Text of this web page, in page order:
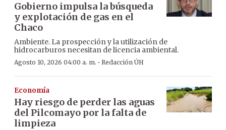
Gobierno impulsa la búsqueda
y explotación de gas en el
Chaco
Ambiente. La prospección y la utilización de
hidrocarburos necesitan de licencia ambiental.
Agosto 10, 2026 04:00 a. m. · Redacción ÚH
Economía
Hay riesgo de perder las aguas
del Pilcomayo por la falta de
limpieza